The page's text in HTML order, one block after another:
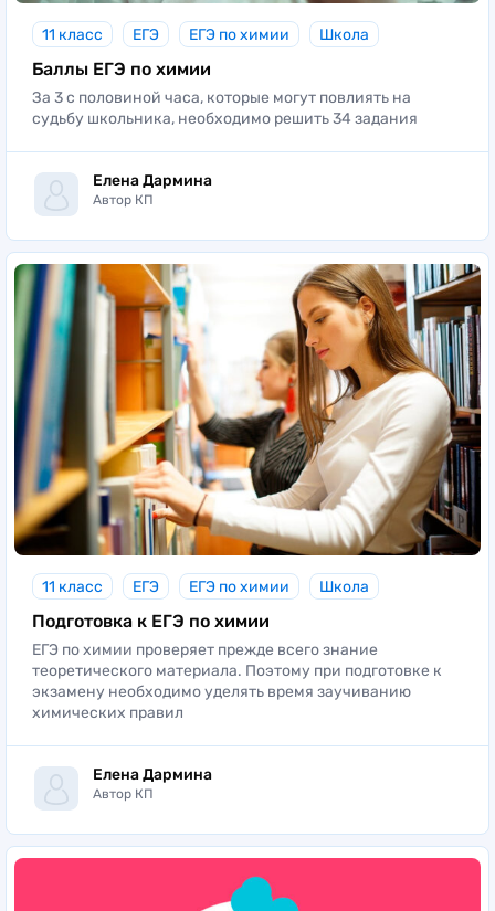
11 класс ЕГЭ ЕГЭ по химии Школа
Баллы ЕГЭ по химии
За 3 с половиной часа, которые могут повлиять на
судьбу школьника, необходимо решить 34 задания
Елена Дармина
Автор КП
11 класс ЕГЭ ЕГЭ по химии Школа
Подготовка к ЕГЭ по химии
ЕГЭ по химии проверяет прежде всего знание
теоретического материала. Поэтому при подготовке к
экзамену необходимо уделять время заучиванию
химических правил
Елена Дармина
Автор КП